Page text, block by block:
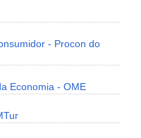
- Procon do
Economia - OME